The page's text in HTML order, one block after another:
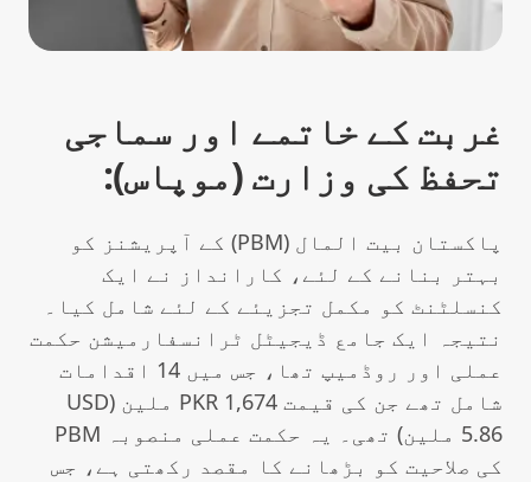
غربت کے خاتمے اور سماجی
تحفظ کی وزارت (موپاس):
پاکستان بیت المال (PBM) کے آپریشنز کو
بہتر بنانے کے لئے، کارانداز نے ایک
کنسلٹنٹ کو مکمل تجزیئے کے لئے شامل کیا۔
نتیجہ ایک جامع ڈیجیٹل ٹرانسفارمیشن حکمت
عملی اور روڈمیپ تھا، جس میں 14 اقدامات
شامل تھے جن کی قیمت PKR 1,674 ملین (USD
5.86 ملین) تھی۔ یہ حکمت عملی منصوبہ PBM
کی صلاحیت کو بڑھانے کا مقصد رکھتی ہے، جس